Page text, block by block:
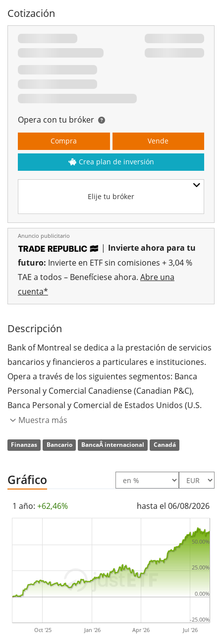
Cotización
Opera con tu bróker
Elije tu bróker
Compra Vende
Crea plan de inversión
Anuncio publicitario
| Invierte ahora para tu
futuro: Invierte en ETF sin comisiones + 3,04 %
TAE a todos – Benefíciese ahora. Abre una
cuenta*
Descripción
Bank of Montreal se dedica a la prestación de servicios
bancarios y financieros a particulares e instituciones.
Opera a través de los siguientes segmentos: Banca
Personal y Comercial Canadiense (Canadian P&C),
Banca Personal y Comercial de Estados Unidos (U.S.
P&C), BMO Wealth Management, BMO Capital Markets
Robert Armour, John C. Bush, Austin Cuvillier, George
John Richardson y Thomas A. Turner el 23 de junio de
1817 y tiene su sede en Toronto, Canadá.
Muestra más
Finanzas Bancario BancaÂ internacional Canadá
Gráfico
1 año: +62,46% hasta el 06/08/2026
Oct '25 Jan '26 Apr '26 Jul '26
-25.00%
0.00%
25.00%
50.00%